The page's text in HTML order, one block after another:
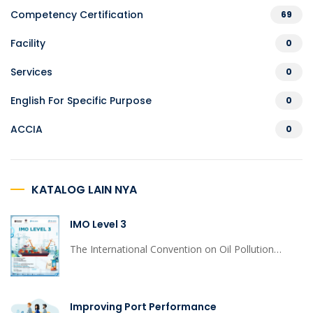
Competency Certification 69
Facility 0
Services 0
English For Specific Purpose 0
ACCIA 0
KATALOG LAIN NYA
IMO Level 3
The International Convention on Oil Pollution
Organization, along with the relevant international
Improving Port Performance